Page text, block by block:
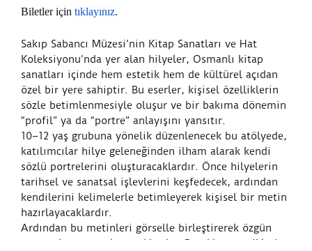
Biletler için tıklayınız.
Sakıp Sabancı Müzesi’nin Kitap Sanatları ve Hat
Koleksiyonu’nda yer alan hilyeler, Osmanlı kitap
sanatları içinde hem estetik hem de kültürel açıdan
özel bir yere sahiptir. Bu eserler, kişisel özelliklerin
sözle betimlenmesiyle oluşur ve bir bakıma dönemin
“profil” ya da “portre” anlayışını yansıtır.
10–12 yaş grubuna yönelik düzenlenecek bu atölyede,
katılımcılar hilye geleneğinden ilham alarak kendi
sözlü portrelerini oluşturacaklardır. Önce hilyelerin
tarihsel ve sanatsal işlevlerini keşfedecek, ardından
kendilerini kelimelerle betimleyerek kişisel bir metin
hazırlayacaklardır.
Ardından bu metinleri görselle birleştirerek özgün
tasarımlar ortaya koyacaklardır. Çocuklar, seçtikleri